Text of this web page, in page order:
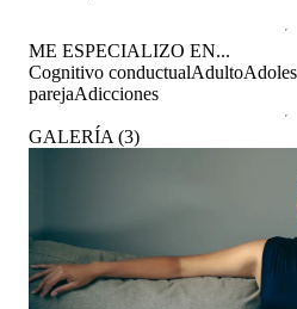
ME ESPECIALIZO EN...
Cognitivo conductualAdulto
parejaAdicciones
GALERÍA (3)